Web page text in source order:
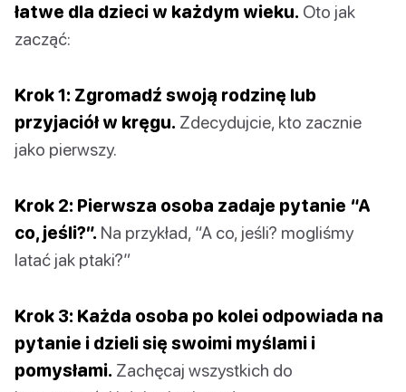
łatwe dla dzieci w każdym wieku. Oto jak
zacząć:
Krok 1: Zgromadź swoją rodzinę lub
przyjaciół w kręgu. Zdecydujcie, kto zacznie
jako pierwszy.
Krok 2: Pierwsza osoba zadaje pytanie “A
co, jeśli?”. Na przykład, “A co, jeśli? mogliśmy
latać jak ptaki?”
Krok 3: Każda osoba po kolei odpowiada na
pytanie i dzieli się swoimi myślami i
pomysłami. Zachęcaj wszystkich do